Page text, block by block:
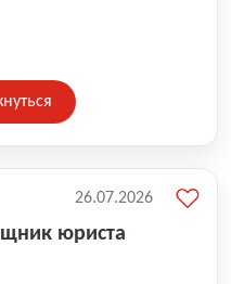
Маркет и
по всей территории
и собственные
юриста
26.07.2026